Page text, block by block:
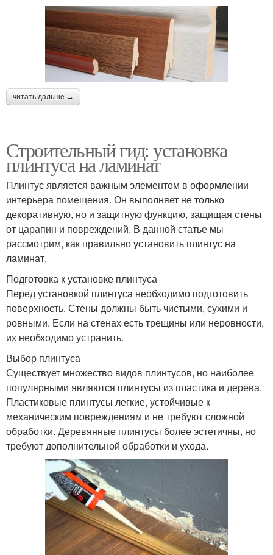
читать дальше →
Строительный гид: установка
плинтуса на ламинат
Плинтус является важным элементом в оформлении
интерьера помещения. Он выполняет не только
декоративную, но и защитную функцию, защищая стены
от царапин и повреждений. В данной статье мы
рассмотрим, как правильно установить плинтус на
ламинат.
Подготовка к установке плинтуса
Перед установкой плинтуса необходимо подготовить
поверхность. Стены должны быть чистыми, сухими и
ровными. Если на стенах есть трещины или неровности,
их необходимо устранить.
Выбор плинтуса
Существует множество видов плинтусов, но наиболее
популярными являются плинтусы из пластика и дерева.
Пластиковые плинтусы легкие, устойчивые к
механическим повреждениям и не требуют сложной
обработки. Деревянные плинтусы более эстетичны, но
требуют дополнительной обработки и ухода.